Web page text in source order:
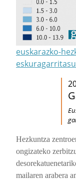
euskarazko-
Hezkuntza
ongizateko
mailaren arabera